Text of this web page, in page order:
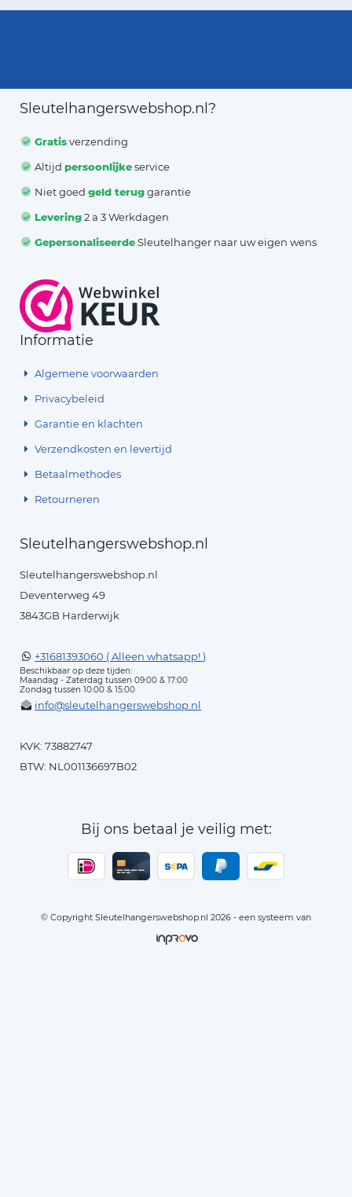
Sleutelhangerswebshop.nl?
Gratisverzending
Altijdpersoonlijkeservice
Niet goedgeld terug garantie
Levering2 a 3 Werkdagen
GepersonaliseerdeSleutelhanger naar uw eigen wens
Informatie
Algemene voorwaarden
Privacybeleid
Garantie en klachten
Verzendkosten en levertijd
Betaalmethodes
Retourneren
Sleutelhangerswebshop.nl
Sleutelhangerswebshop.nl
Deventerweg 49
3843GB Harderwijk
+31681393060 ( Alleen whatsapp! )
Beschikbaar op deze tijden:
Maandag - Zaterdag tussen 09:00 & 17:00
Zondag tussen 10:00 & 15:00
info@sleutelhangerswebshop.nl
KVK: 73882747
BTW: NL001136697B02
Bij ons betaal je veilig met:
© Copyright Sleutelhangerswebshop.nl 2026 - een systeem van